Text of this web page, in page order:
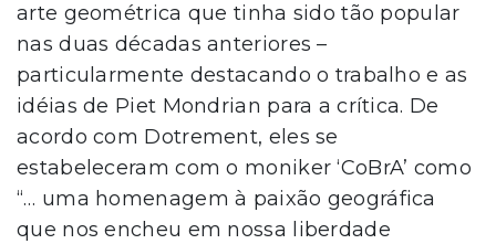
arte geométrica que tinha sido tão popular
nas duas décadas anteriores –
particularmente destacando o trabalho e as
idéias de Piet Mondrian para a crítica. De
acordo com Dotrement, eles se
estabeleceram com o moniker ‘CoBrA’ como
“… uma homenagem à paixão geográfica
que nos encheu em nossa liberdade